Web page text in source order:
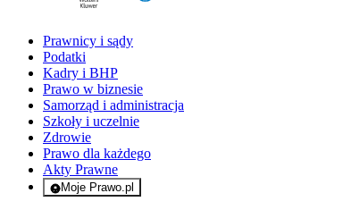
Prawnicy i sądy
Podatki
Kadry i BHP
Prawo w biznesie
Samorząd i administracja
Szkoły i uczelnie
Zdrowie
Prawo dla każdego
Akty Prawne
Moje Prawo.pl
- rejestracja i logowanie do serwisu